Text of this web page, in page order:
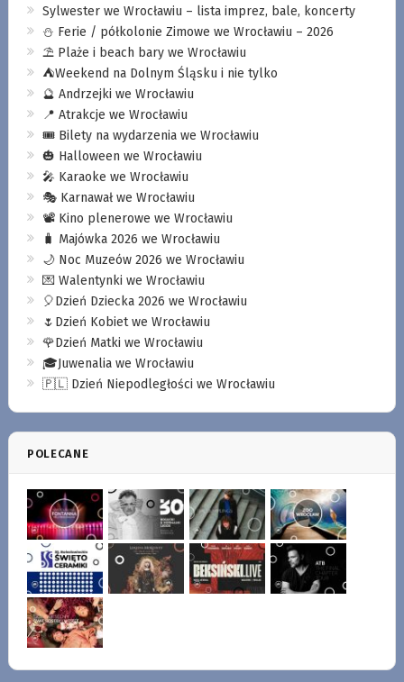
Sylwester we Wrocławiu – lista imprez, bale, koncerty
⛄️ Ferie / półkolonie Zimowe we Wrocławiu – 2026
⛱️ Plaże i beach bary we Wrocławiu
⛺️Weekend na Dolnym Śląsku i nie tylko
🔮 Andrzejki we Wrocławiu
📍 Atrakcje we Wrocławiu
🎟️ Bilety na wydarzenia we Wrocławiu
🎃 Halloween we Wrocławiu
🎤 Karaoke we Wrocławiu
🎭 Karnawał we Wrocławiu
📽️ Kino plenerowe we Wrocławiu
🧳 Majówka 2026 we Wrocławiu
🌙 Noc Muzeów 2026 we Wrocławiu
💌 Walentynki we Wrocławiu
🎈Dzień Dziecka 2026 we Wrocławiu
🌷Dzień Kobiet we Wrocławiu
🌹Dzień Matki we Wrocławiu
🎓Juwenalia we Wrocławiu
🇵🇱 Dzień Niepodległości we Wrocławiu
POLECANE